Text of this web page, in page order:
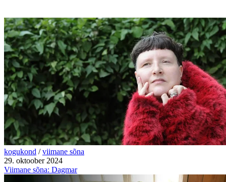
kogukond / viimane sõna
29. oktoober 2024
Viimane sõna: Dagmar